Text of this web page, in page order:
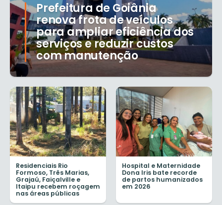
Prefeitura de Goiânia
renova frota de veículos
para ampliar eficiência dos
serviços e reduzir custos
com manutenção
Residenciais Rio
Formoso, Três Marias,
Grajaú, Faiçalville e
Itaipu recebem roçagem
nas áreas públicas
Hospital e Maternidade
Dona Iris bate recorde
de partos humanizados
em 2026